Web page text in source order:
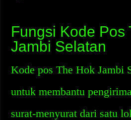
Fungsi Kode Pos
Jambi Selatan
Kode pos The Hok Jambi
untuk membantu
surat-menyurat dari satu